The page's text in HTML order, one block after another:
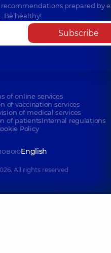
recommendations prepared by
Be healthy!
Subscribe
of online services
of vaccination services
of medical services
of patientsInternal regulations
Policy
English
All rights reserved